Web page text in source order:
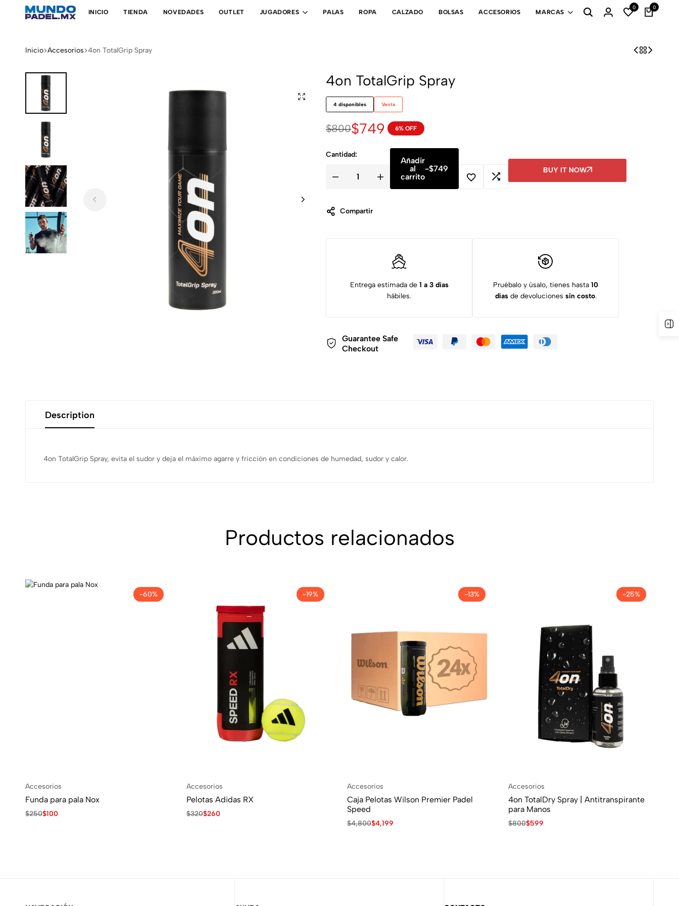
padel
INICIO TIENDA NOVEDADES OUTLET JUGADORES PALAS ROPA CALZADO BOLSAS ACCESORIOS MARCAS
0 0
Inicio Accesorios 4on TotalGrip Spray
4on TotalGrip Spray
4 disponibles Venta
$800$749 6% OFF
Cantidad:
Añadir
al
carrito
-$749 BUY IT NOW
Compartir
Entrega estimada de 1 a 3 días
hábiles.
Pruébalo y úsalo, tienes hasta 10
díasde devoluciones sin costo.
Guarantee Safe
Checkout
Description
4on TotalGrip Spray, evita el sudor y deja el máximo agarre y fricción en condiciones de humedad, sudor y calor.
Productos relacionados
-60%
Accesorios
Funda para pala Nox
$250$100
-19%
Accesorios
Pelotas Adidas RX
$320$260
-13%
Accesorios
Caja Pelotas Wilson Premier Padel
Speed
$4,800$4,199
-25%
Accesorios
4on TotalDry Spray | Antitranspirante
para Manos
$800$599